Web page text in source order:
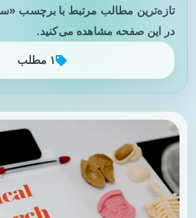
تازه‌ترین مطالب مرتبط با برچسب
در این صفحه مشاهده می‌کنید.
۱ مطلب